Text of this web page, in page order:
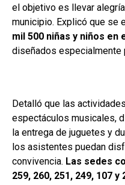
el objetivo es llevar
municipio. Explicó que se
mil 500 niñas y niños en
diseñados especialmente
Detalló que las
espectáculos musicales,
la entrega de juguetes y
los asistentes puedan
convivencia. Las sedes
259, 260, 251, 249, 107